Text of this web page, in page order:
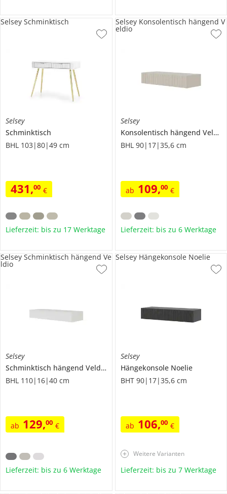
Selsey
Schminktisch
BHL 103|80|49 cm
431,00 €
Selsey Schminktisch
Lieferzeit: bis zu 17 Werktage
Selsey
Konsolentisch hängend Veldio
BHL 90|17|35,6 cm
ab 109,00 €
Selsey Konsolentisch hängend V
eldio
Lieferzeit: bis zu 6 Werktage
Selsey
Schminktisch hängend Veldio
BHL 110|16|40 cm
ab 129,00 €
Selsey Schminktisch hängend Ve
ldio
Lieferzeit: bis zu 6 Werktage
Selsey
Hängekonsole Noelie
BHT 90|17|35,6 cm
ab 106,00 €
Selsey Hängekonsole Noelie
Weitere Varianten
Lieferzeit: bis zu 7 Werktage